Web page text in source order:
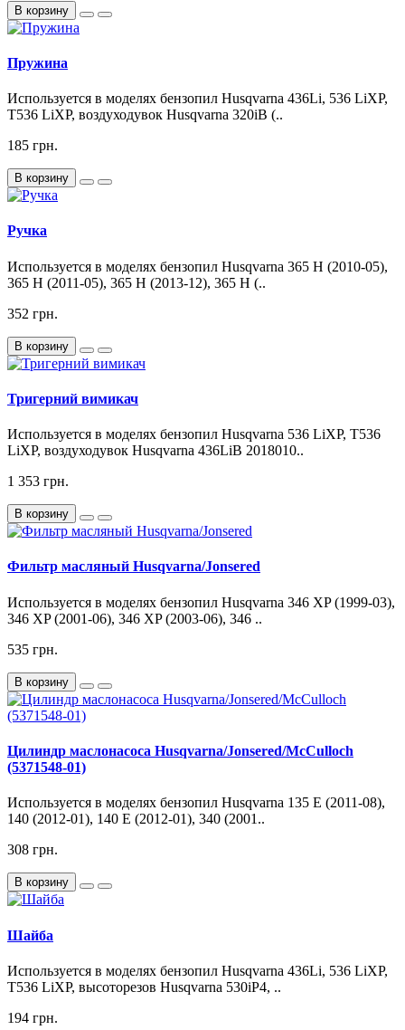
В корзину
Пружина
Используется в моделях бензопил Husqvarna 436Li, 536 LiXP,
T536 LiXP, воздуходувок Husqvarna 320iB (..
185 грн.
В корзину
Ручка
Используется в моделях бензопил Husqvarna 365 H (2010-05),
365 H (2011-05), 365 H (2013-12), 365 H (..
352 грн.
В корзину
Тригерний вимикач
Используется в моделях бензопил Husqvarna 536 LiXP, T536
LiXP, воздуходувок Husqvarna 436LiB 2018010..
1 353 грн.
В корзину
Фильтр масляный Husqvarna/Jonsered
Используется в моделях бензопил Husqvarna 346 XP (1999-03),
346 XP (2001-06), 346 XP (2003-06), 346 ..
535 грн.
В корзину
Цилиндр маслонасоса Husqvarna/Jonsered/McCulloch
(5371548-01)
Используется в моделях бензопил Husqvarna 135 E (2011-08),
140 (2012-01), 140 E (2012-01), 340 (2001..
308 грн.
В корзину
Шайба
Используется в моделях бензопил Husqvarna 436Li, 536 LiXP,
T536 LiXP, высоторезов Husqvarna 530iP4, ..
194 грн.